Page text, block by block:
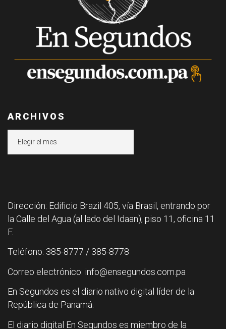
ARCHIVOS
Dirección: Edificio Brazil 405, vía Brasil, entrando por
la Calle del Agua (al lado del Idaan), piso 11, oficina 11
F.
Teléfono: 385-8777 / 385-8778
Correo electrónico: info@ensegundos.com.pa
En Segundos es el diario nativo digital líder de la
República de Panamá.
El diario digital En Segundos es miembro de la